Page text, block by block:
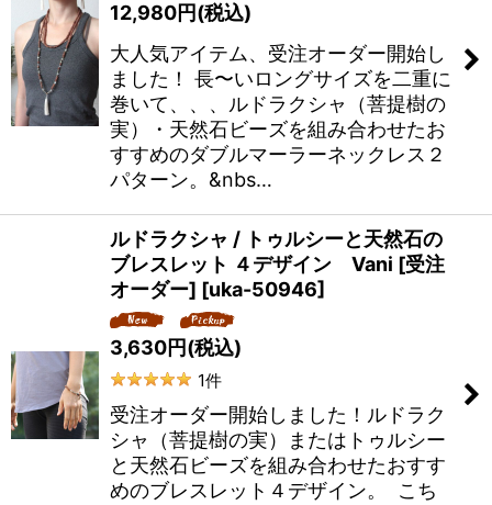
12,980円(税込)
大人気アイテム、受注オーダー開始し
ました！ 長〜いロングサイズを二重に
巻いて、、、ルドラクシャ（菩提樹の
実）・天然石ビーズを組み合わせたお
すすめのダブルマーラーネックレス２
パターン。&nbs…
ルドラクシャ / トゥルシーと天然石の
ブレスレット ４デザイン Vani [受注
オーダー] [uka-50946]
3,630円(税込)
1件
受注オーダー開始しました！ルドラク
シャ（菩提樹の実）またはトゥルシー
と天然石ビーズを組み合わせたおすす
めのブレスレット４デザイン。 こち